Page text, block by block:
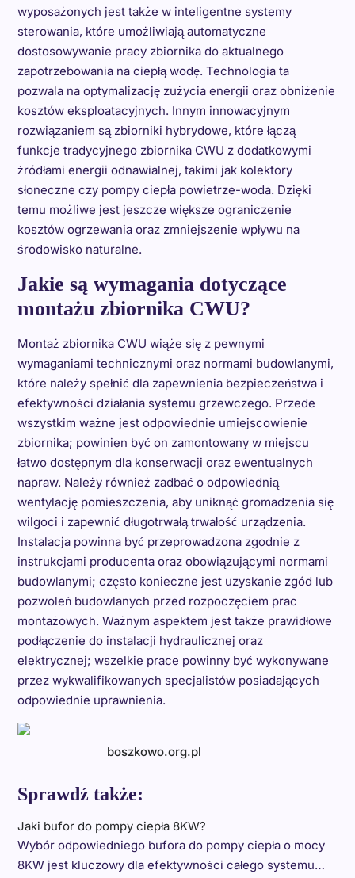
wyposażonych jest także w inteligentne systemy
sterowania, które umożliwiają automatyczne
dostosowywanie pracy zbiornika do aktualnego
zapotrzebowania na ciepłą wodę. Technologia ta
pozwala na optymalizację zużycia energii oraz obniżenie
kosztów eksploatacyjnych. Innym innowacyjnym
rozwiązaniem są zbiorniki hybrydowe, które łączą
funkcje tradycyjnego zbiornika CWU z dodatkowymi
źródłami energii odnawialnej, takimi jak kolektory
słoneczne czy pompy ciepła powietrze-woda. Dzięki
temu możliwe jest jeszcze większe ograniczenie
kosztów ogrzewania oraz zmniejszenie wpływu na
środowisko naturalne.
Jakie są wymagania dotyczące
montażu zbiornika CWU?
Montaż zbiornika CWU wiąże się z pewnymi
wymaganiami technicznymi oraz normami budowlanymi,
które należy spełnić dla zapewnienia bezpieczeństwa i
efektywności działania systemu grzewczego. Przede
wszystkim ważne jest odpowiednie umiejscowienie
zbiornika; powinien być on zamontowany w miejscu
łatwo dostępnym dla konserwacji oraz ewentualnych
napraw. Należy również zadbać o odpowiednią
wentylację pomieszczenia, aby uniknąć gromadzenia się
wilgoci i zapewnić długotrwałą trwałość urządzenia.
Instalacja powinna być przeprowadzona zgodnie z
instrukcjami producenta oraz obowiązującymi normami
budowlanymi; często konieczne jest uzyskanie zgód lub
pozwoleń budowlanych przed rozpoczęciem prac
montażowych. Ważnym aspektem jest także prawidłowe
podłączenie do instalacji hydraulicznej oraz
elektrycznej; wszelkie prace powinny być wykonywane
przez wykwalifikowanych specjalistów posiadających
odpowiednie uprawnienia.
boszkowo.org.pl
Sprawdź także:
Jaki bufor do pompy ciepła 8KW?
Wybór odpowiedniego bufora do pompy ciepła o mocy
8KW jest kluczowy dla efektywności całego systemu…